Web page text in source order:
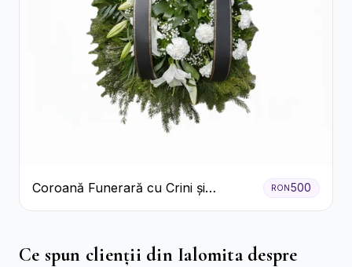
Coroană Funerară cu Crini și
Garoafe Albe
RON500
Ce spun clienții din Ialomita despre